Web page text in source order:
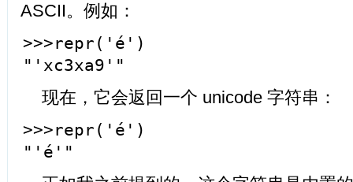
ASCII。例如：
>>>repr('é')
"'xc3xa9'"
现在，它会返回一个 unicode 字符串：
>>>repr('é')
"'é'"